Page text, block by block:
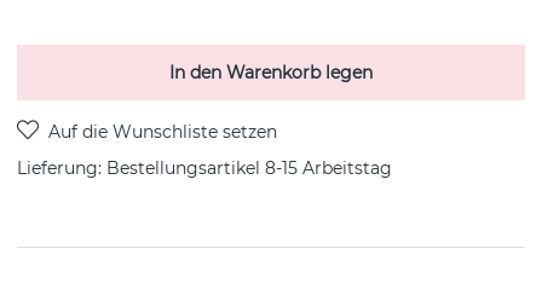
In den Warenkorb legen
Lieferung: Bestellungsartikel 8-15 Arbeitstag